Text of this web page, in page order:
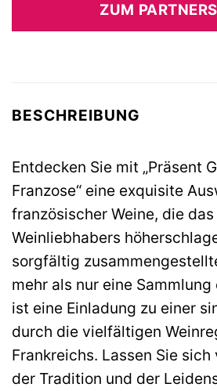
ZUM
BESCHREIBUNG
Entdecken Sie mit „Präsent
Franzose“ eine exquisite
französischer Weine, die
Weinliebhabers
sorgfältig
mehr als nur eine
ist eine Einladung zu einer
durch die vielfältigen
Frankreichs. Lassen Sie sich
der Tradition und der